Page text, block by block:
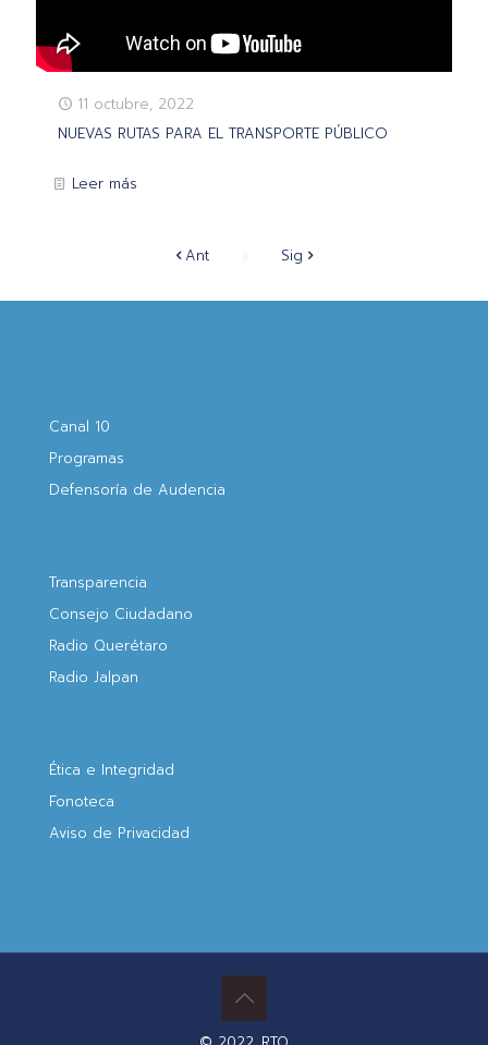
11 octubre, 2022
NUEVAS RUTAS PARA EL TRANSPORTE PÚBLICO
Leer más
Ant Sig
Canal 10
Programas
Defensoría de Audencia
Transparencia
Consejo Ciudadano
Radio Querétaro
Radio Jalpan
Ética e Integridad
Fonoteca
Aviso de Privacidad